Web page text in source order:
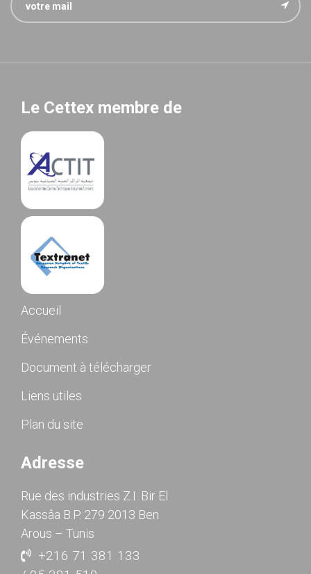
Le Cettex membre de
Accueil
Événements
Document à télécharger
Liens utiles
Plan du site
Adresse
Rue des industries Z.I. Bir El
Kassâa B.P. 279 2013 Ben
Arous – Tunis
+216 71 381 133